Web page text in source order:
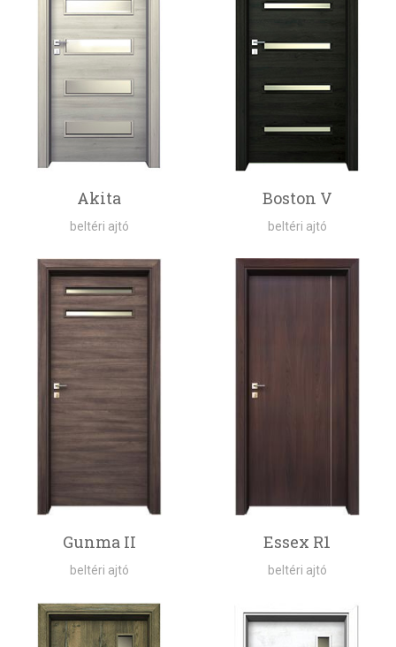
Akita
beltéri ajtó
Boston V
beltéri ajtó
Gunma II
beltéri ajtó
Essex R1
beltéri ajtó